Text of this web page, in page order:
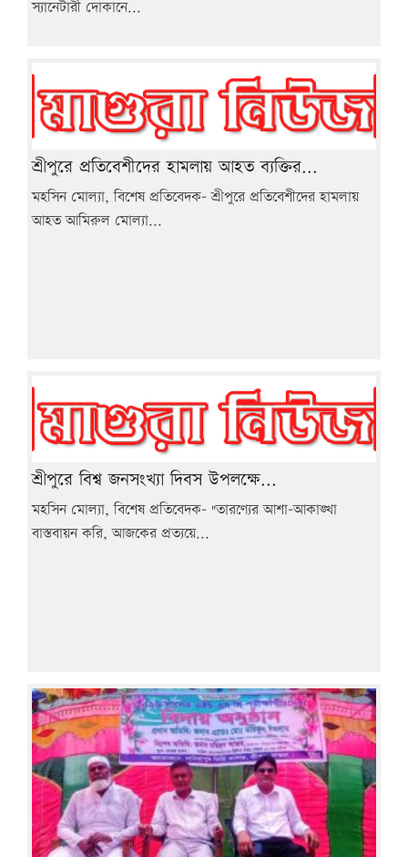
স্যানেটারী দোকানে...
শ্রীপুরে প্রতিবেশীদের হামলায় আহত ব্যক্তির...
মহসিন মোল্যা, বিশেষ প্রতিবেদক- শ্রীপুরে প্রতিবেশীদের হামলায়
আহত আমিরুল মোল্যা...
শ্রীপুরে বিশ্ব জনসংখ্যা দিবস উপলক্ষে...
মহসিন মোল্যা, বিশেষ প্রতিবেদক- "তারণ্যের আশা-আকাঙ্খা
বাস্তবায়ন করি, আজকের প্রত্যয়ে...